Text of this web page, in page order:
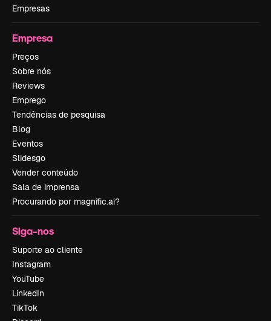
Empresas
Empresa
Preços
Sobre nós
Reviews
Emprego
Tendências de pesquisa
Blog
Eventos
Slidesgo
Vender conteúdo
Sala de imprensa
Procurando por magnific.ai?
Siga-nos
Suporte ao cliente
Instagram
YouTube
LinkedIn
TikTok